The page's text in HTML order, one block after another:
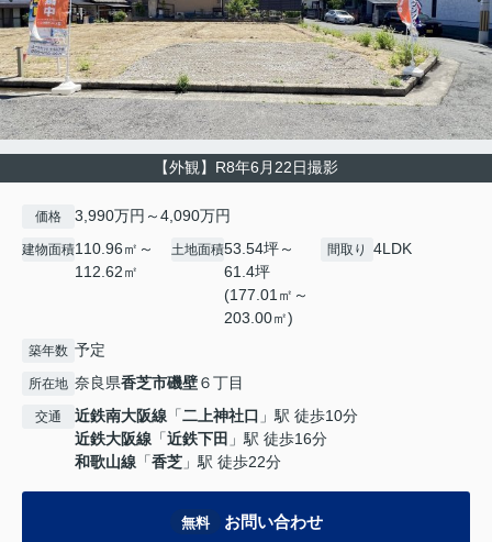
【外観】R8年6月22日撮影
価格 3,990万円～4,090万円
建物面積110.96㎡～
112.62㎡
土地面積53.54坪～
61.4坪
(177.01㎡～
203.00㎡)
間取り 4LDK
築年数 予定
所在地 奈良県香芝市磯壁６丁目
交通 近鉄南大阪線 「二上神社口 」駅 徒歩10分
近鉄大阪線 「近鉄下田 」駅 徒歩16分
和歌山線 「香芝 」駅 徒歩22分
無料 お問い合わせ